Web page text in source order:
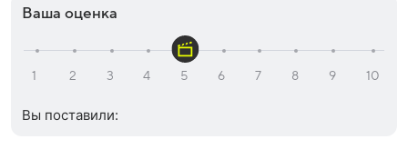
Ваша оценка
Вы поставили: